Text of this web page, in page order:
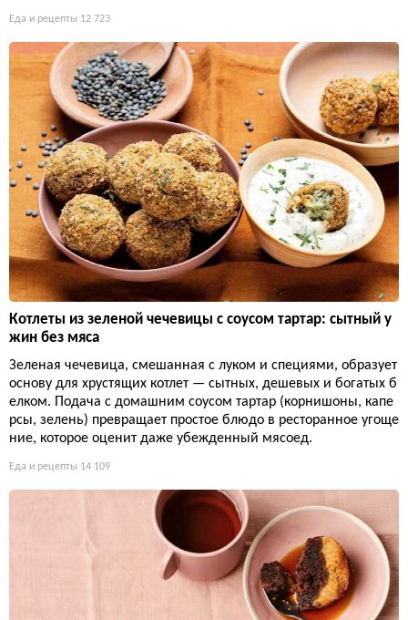
Еда и рецепты 12 723
Котлеты из зеленой чечевицы с соусом тартар: сытный у
жин без мяса
Зеленая чечевица, смешанная с луком и специями, образует
основу для хрустящих котлет — сытных, дешевых и богатых б
елком. Подача с домашним соусом тартар (корнишоны, капе
рсы, зелень) превращает простое блюдо в ресторанное угоще
ние, которое оценит даже убежденный мясоед.
Еда и рецепты 14 109